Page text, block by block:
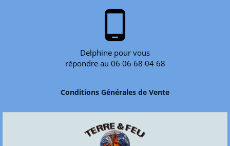
phone_android
Delphine pour vous
répondre au 06 06 68 04 68
Conditions Générales de Vente